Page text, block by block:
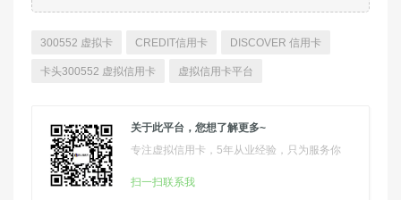
300552 虚拟卡 CREDIT信用卡 DISCOVER 信用卡
卡头300552 虚拟信用卡 虚拟信用卡平台
关于此平台，您想了解更多~
专注虚拟信用卡，5年从业经验，只为服务你
扫一扫联系我